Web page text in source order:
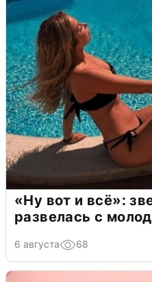
«Ну вот и всё»:
развелась с
6 августа 68